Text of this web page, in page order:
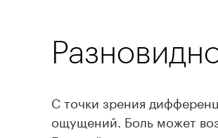
С точки зрения
ощущений. Боль может